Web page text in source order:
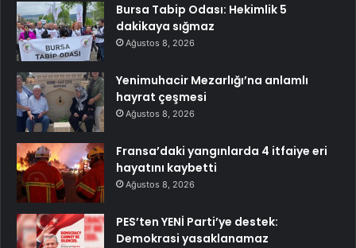
Bursa Tabip Odası: Hekimlik 5
dakikaya sığmaz
Ağustos 8, 2026
Yenimuhacir Mezarlığı’na anlamlı
hayrat çeşmesi
Ağustos 8, 2026
Fransa’daki yangınlarda 4 itfaiye eri
hayatını kaybetti
Ağustos 8, 2026
PES’ten YENİ Parti’ye destek:
Demokrasi yasaklanamaz